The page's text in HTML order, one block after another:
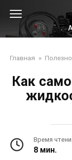
контенту
Главная »
Как
Время
8 мин.